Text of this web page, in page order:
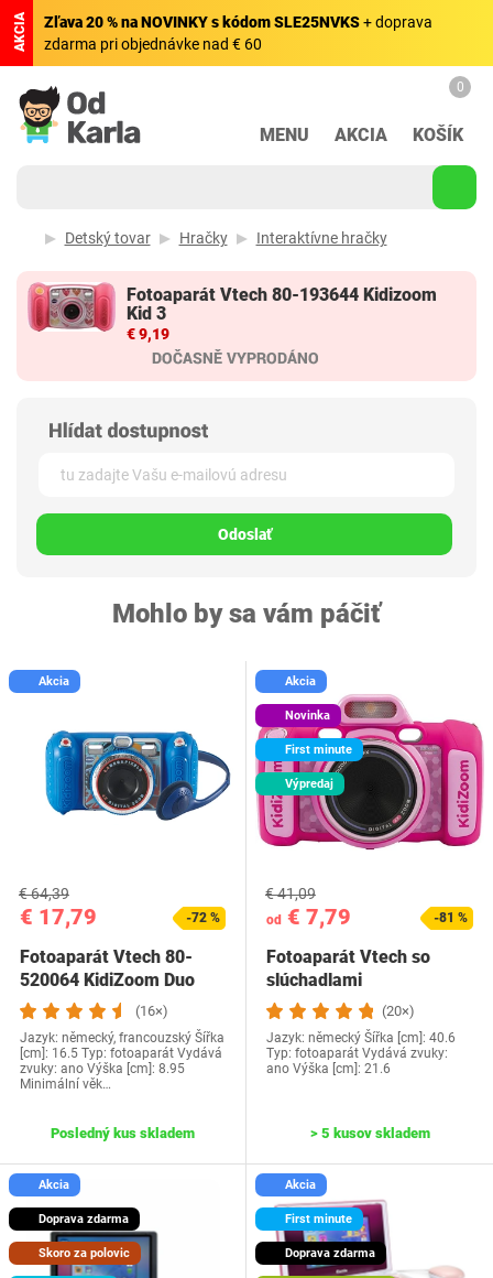
AKCIA Zľava 20 % na NOVINKY s kódom SLE25NVKS+ doprava
zdarma pri objednávke nad € 60
MENU AKCIA
0
KOŠÍK
Detský tovar Hračky Interaktívne hračky
Fotoaparát Vtech 80-193644 Kidizoom
Kid 3
€ 9,19
Odoslať
Mohlo by sa vám páčiť
Akcia
€ 17,79
€ 64,39
-72 %
Fotoaparát Vtech 80-
520064 KidiZoom Duo
Pro
(16×)
Jazyk: německý, francouzský Šířka
[cm]: 16.5 Typ: fotoaparát Vydává
zvuky: ano Výška [cm]: 8.95
Minimální věk…
Posledný kus skladem
Akcia
Novinka
First minute
Výpredaj
od € 7,79
€ 41,09
-81 %
Fotoaparát Vtech so
slúchadlami
(20×)
Jazyk: německý Šířka [cm]: 40.6
Typ: fotoaparát Vydává zvuky:
ano Výška [cm]: 21.6
> 5 kusov skladem
Akcia
Doprava zdarma
Skoro za polovic
Akcia
First minute
Doprava zdarma